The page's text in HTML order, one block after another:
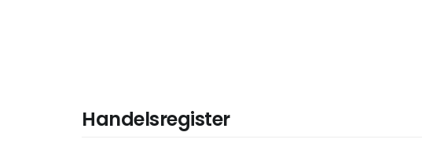
Handelsregister